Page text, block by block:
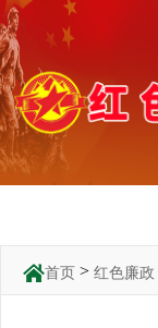
首页 > 红色廉政